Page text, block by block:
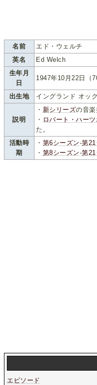
名前
エド・ウェルチ
英名
Ed Welch
生年月
日
1947年10月22日（
出生地 イングランド オッ
説明
・ 新シリーズの音楽
・ ロバート・ハー
た。
活動時
期
・ 第6シーズン-第21
・ 第8シーズン-第21
エピソード